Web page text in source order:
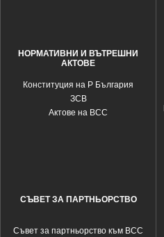
НОРМАТИВНИ И ВЪТРЕШНИ
АКТОВЕ
Конституция на Р България
ЗСВ
Актове на ВСС
СЪВЕТ ЗА ПАРТНЬОРСТВО
Съвет за партньорство към ВСС